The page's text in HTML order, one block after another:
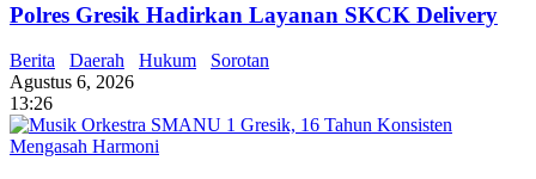
Polres Gresik Hadirkan Layanan SKCK Delivery
Berita Daerah Hukum
Sorotan
Agustus 6, 2026
13:26